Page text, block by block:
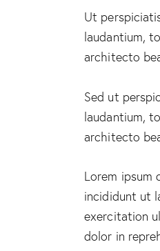
Ut
laudantium,
architecto
Sed ut
laudantium,
architecto
Lorem ipsum
incididunt ut
exercitation
dolor in